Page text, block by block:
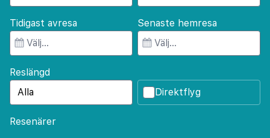
Tidigast avresa Senaste hemresa
Reslängd
Direktflyg
Resenärer